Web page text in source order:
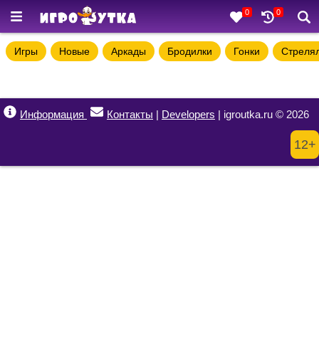
0 0
Игры Новые Аркады Бродилки Гонки
Информация Контакты | Developers | igroutka.ru © 2026
12+